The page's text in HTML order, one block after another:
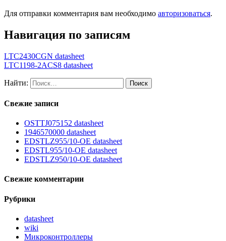
Для отправки комментария вам необходимо авторизоваться.
Навигация по записям
LTC2430CGN datasheet
LTC1198-2ACS8 datasheet
Найти:
Свежие записи
OSTTJ075152 datasheet
1946570000 datasheet
EDSTLZ955/10-OE datasheet
EDSTL955/10-OE datasheet
EDSTLZ950/10-OE datasheet
Свежие комментарии
Рубрики
datasheet
wiki
Микроконтроллеры